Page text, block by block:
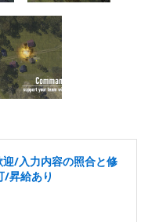
/入力内容の照合と修
昇給あり